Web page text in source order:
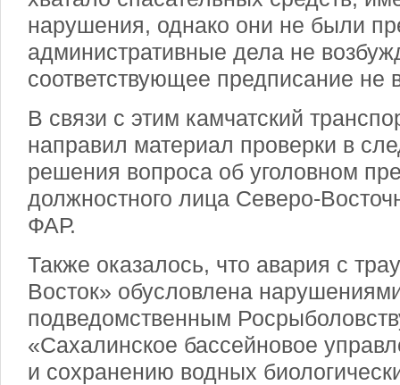
нарушения, однако они не были
административные дела не
соответствующее предписание не
В связи с этим камчатский
направил материал проверки в
решения вопроса об уголовном
должностного лица Северо-
ФАР.
Также оказалось, что авария с
Восток» обусловлена
подведомственным
«Сахалинское бассейновое
и сохранению водных